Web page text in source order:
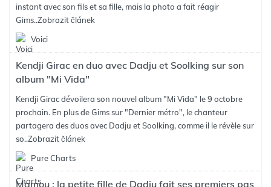
instant avec son fils et sa fille, mais la photo a fait réagir
Gims..Zobrazit článek
Voici
Kendji Girac en duo avec Dadju et Soolking sur son
album "Mi Vida"
Kendji Girac dévoilera son nouvel album "Mi Vida" le 9 octobre
prochain. En plus de Gims sur "Dernier métro", le chanteur
partagera des duos avec Dadju et Soolking, comme il le révèle sur
so..Zobrazit článek
Pure Charts
Mamou : la petite fille de Dadju fait ses premiers pas